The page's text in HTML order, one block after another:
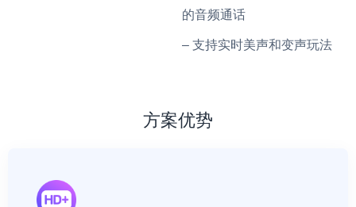
的音频通话
– 支持实时美声和变声玩法
方案优势